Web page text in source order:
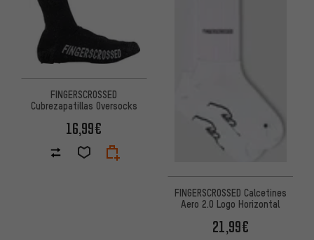
FINGERSCROSSED
Cubrezapatillas Oversocks
16,99€
FINGERSCROSSED Calcetines
Aero 2.0 Logo Horizontal
21,99€